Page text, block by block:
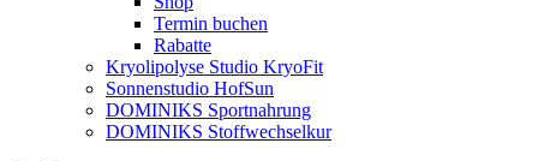
Termin buchen
Rabatte
Kryolipolyse Studio KryoFit
Sonnenstudio HofSun
DOMINIKS Sportnahrung
DOMINIKS Stoffwechselkur